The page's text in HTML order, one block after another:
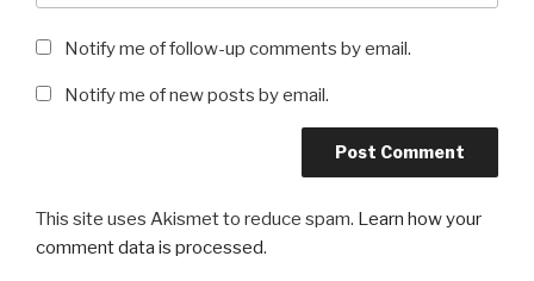
Notify me of follow-up comments by email.
Notify me of new posts by email.
This site uses Akismet to reduce spam. Learn how your
comment data is processed.